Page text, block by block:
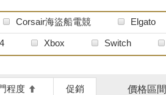
Corsair海盜船電競 Elgato
SHURE Sennheiser森海塞爾
Xbox Switch
程度 促銷 價格區間